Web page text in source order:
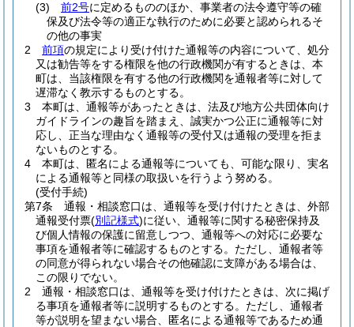
(3)
前2号に定めるもののほか、事業者の法令遵守等の確
保及び法令等の適正な執行のために必要と認められるそ
の他の事実
2
前項の規定により受け付けた通報等の内容について、処分
又は勧告等をする権限を他の行政機関が有するときは、本
町は、当該権限を有する他の行政機関を通報者等に対して
遅滞なく教示するものとする。
3
本町は、通報等があったときは、法及び地方公共団体向け
ガイドラインの趣旨を踏まえ、誠実かつ公正に通報等に対
応し、正当な理由なく通報等の受付又は通報の受理を拒ま
ないものとする。
4
本町は、匿名による通報等についても、可能な限り、実名
による通報等と同様の取扱いを行うよう努める。
(受付手続)
第7条
通報・相談窓口は、通報等を受け付けたときは、外部
通報受付票(別記様式)に従い、通報等に関する秘密保持及
び個人情報の保護に留意しつつ、通報等への対応に必要な
事項を通報者等に確認するものとする。 ただし、通報者等
の同意が得られない場合その他確認に支障がある場合は、
この限りでない。
2
通報・相談窓口は、通報等を受け付けたときは、次に掲げ
る事項を通報者等に説明するものとする。 ただし、通報者
等が説明を望まない場合、匿名による通報等であるため通